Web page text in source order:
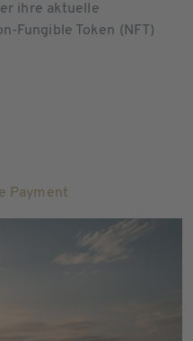
ihre aktuelle
Fungible Token (NFT)
Payment